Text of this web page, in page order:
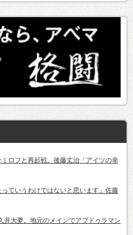
ミロフと再起戦。後藤丈治「アイツの幸
っていうわけではないと思います」佐藤
井大夢。地元のメインでアブドゥラマン